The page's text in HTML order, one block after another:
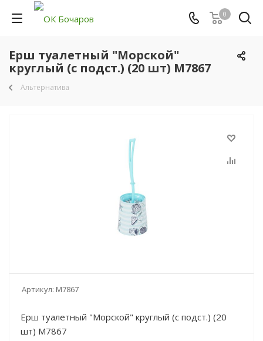
0
Ерш туалетный "Морской"
круглый (с подст.) (20 шт) М7867
Альтернатива
Артикул: М7867
Ерш туалетный "Морской" круглый (с подст.) (20
шт) М7867